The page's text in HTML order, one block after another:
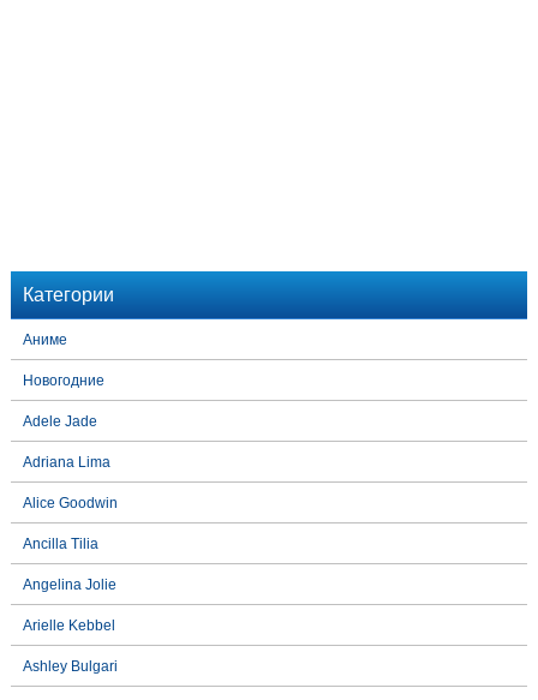
Категории
Аниме
Новогодние
Adele Jade
Adriana Lima
Alice Goodwin
Ancilla Tilia
Angelina Jolie
Arielle Kebbel
Ashley Bulgari